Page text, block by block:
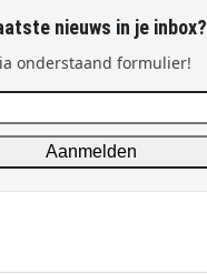
nieuws in je inbox?
onderstaand formulier!
Aanmelden